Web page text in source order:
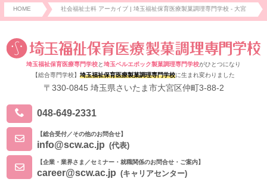
HOME 社会福祉士科 アーカイブ | 埼玉福祉保育医療製菓調理専門学校 - 大宮
埼玉福祉保育医療専門学校と埼玉ベルエポック製菓調理専門学校がひとつになり
【総合専門学校】 埼玉福祉保育医療製菓調理専門学校に生まれ変わりました
〒330-0845 埼玉県さいたま市大宮区仲町3-88-2
048-649-2331
【総合受付／その他のお問合せ】
info@scw.ac.jp (代表)
【企業・業界さま／セミナー・就職関係のお問合せ・ご案内】
career@scw.ac.jp (キャリアセンター)